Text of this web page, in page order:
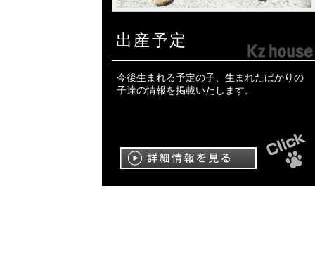
出産予定
今後生まれる予定の子、生まれたばかりの
子達の情報を掲載いたします。